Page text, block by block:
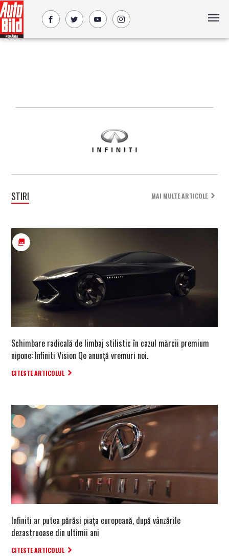
STIRI MAI MULTE ARTICOLE
Schimbare radicală de limbaj stilistic în cazul mărcii premium
nipone: Infiniti Vision Qe anunță vremuri noi.
CITESTE ARTICOLUL
Infiniti ar putea părăsi piața europeană, după vânzările
dezastruoase din ultimii ani
CITESTE ARTICOLUL